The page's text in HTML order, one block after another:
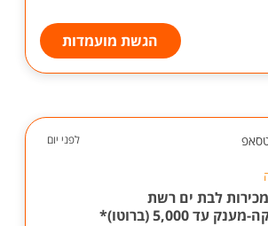
הגשת מועמדות
לפני יום
מכירות לבת ים רשת
עד 5,000 (ברוטו)*